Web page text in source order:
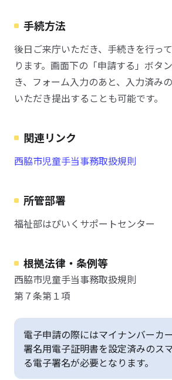
手続方法
後日ご来庁いただき、手続きを行っ
ります。画面下の「申請する」ボタ
き、フォーム入力のあと、入力済み
いただき提出することも可能です。
関連リンク
西脇市児童手当事務取扱規則
所管部署
福祉部はぴいくサポートセンター
根拠法律・条例等
西脇市児童手当事務取扱規則
第７条第１項
電子申請の際にはマイナンバーカ
署名用電子証明書を設定済みのス
る電子署名が必要となります。